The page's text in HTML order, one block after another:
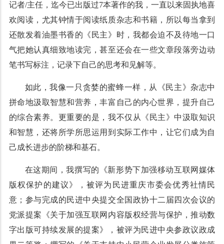
记者/主任，迄今已出版过7本著作的我，一直以来固执地喜
欢阅读，尤其钟情于阅读纸质杂志和书籍，所以每当拿到
还散发着油墨书香的《民主》时，我都会迫不及待地一口
气把她认真细致地读完，甚至还会在一些文章段落旁边动
笔书写标注，记录下自己的思考和见解等。
如此，我像一只贪婪的蜜蜂一样，从《民主》杂志中
拼命地汲取智慧和营养，丰富自己的内心世界，提升自己
的综合素养。更重要的是，我不仅从《民主》中汲取知识
和智慧，还将所学所思运用到实际工作中，让它们成为自
己成长进步的阶梯和基石。
在这期间，我撰写的《新形势下加强移动互联网媒体
版权保护的建议》，被评为民进重庆市委会优秀社情民
意；参与完成的民进中央提交全国政协十二届四次会议的
党派提案《关于加强互联网内容版权经营与保护，推动数
字出版可持续发展的提案》，被评为民进中央参政议政成